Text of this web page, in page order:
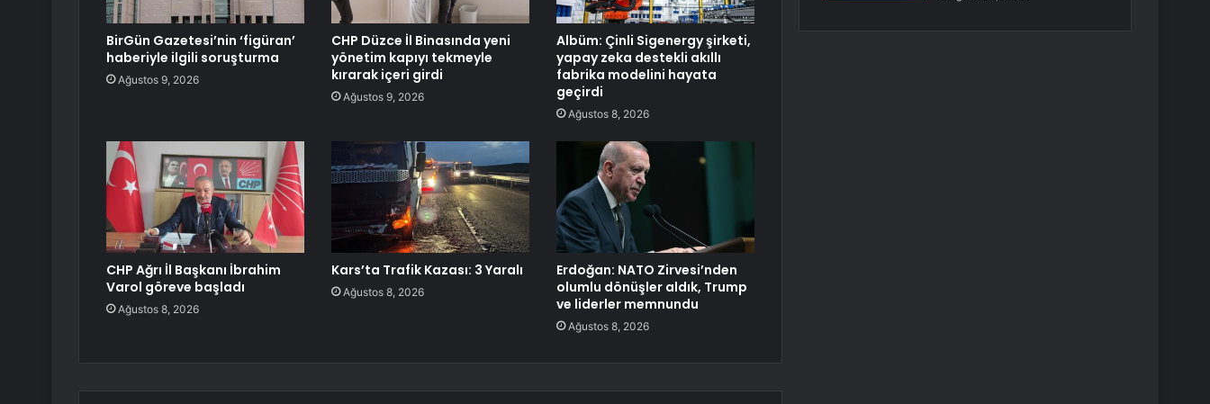
BirGün Gazetesi’nin ‘figüran’
haberiyle ilgili soruşturma
Ağustos 9, 2026
CHP Düzce İl Binasında yeni
yönetim kapıyı tekmeyle
kırarak içeri girdi
Ağustos 9, 2026
Albüm: Çinli Sigenergy şirketi,
yapay zeka destekli akıllı
fabrika modelini hayata
geçirdi
Ağustos 8, 2026
CHP Ağrı İl Başkanı İbrahim
Varol göreve başladı
Ağustos 8, 2026
Kars’ta Trafik Kazası: 3 Yaralı
Ağustos 8, 2026
Erdoğan: NATO Zirvesi’nden
olumlu dönüşler aldık, Trump
ve liderler memnundu
Ağustos 8, 2026